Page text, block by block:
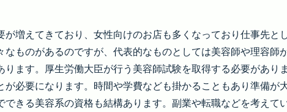
が増えてきており、女性向けのお店も多くなっており仕事先と
なものがあるのですが、代表的なものとしては美容師や理容師
ります。厚生労働大臣が行う美容師試験を取得する必要があり
が必要になります。時間や学費なども掛かることもあり準備が
きる美容系の資格も結構あります。副業や転職などを考えて